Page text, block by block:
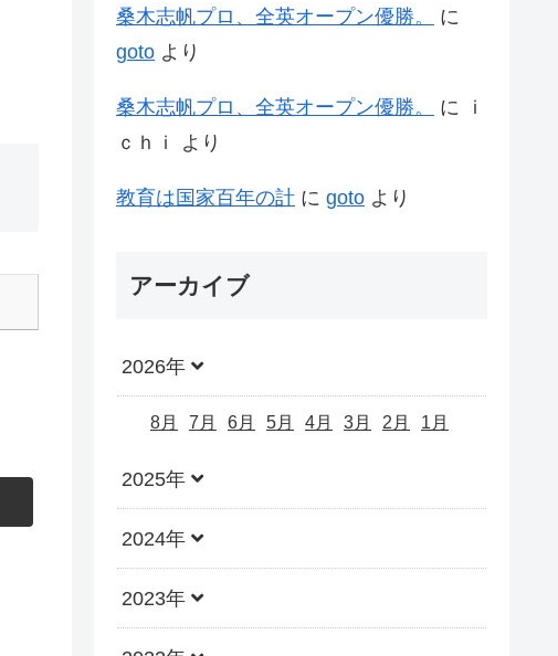
桑木志帆プロ、全英オープン優勝。
に
goto より
桑木志帆プロ、全英オープン優勝。 に
ｉ
ｃｈｉ
より
教育は国家百年の計 に goto より
アーカイブ
2026年
8月 7月 6月 5月 4月 3月 2月 1月
2025年
2024年
2023年